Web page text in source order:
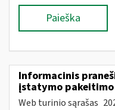
Paieška
Informacinis
įstatymo pakeitimo
Web turinio sąrašas